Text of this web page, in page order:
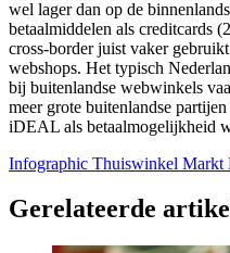
wel lager dan op de
betaalmiddelen als creditcards
cross-border juist vaker
webshops. Het typisch
bij buitenlandse webwinkels
meer grote buitenlandse
iDEAL als betaalmogelijkheid
Infographic Thuiswinkel Markt
Gerelateerde